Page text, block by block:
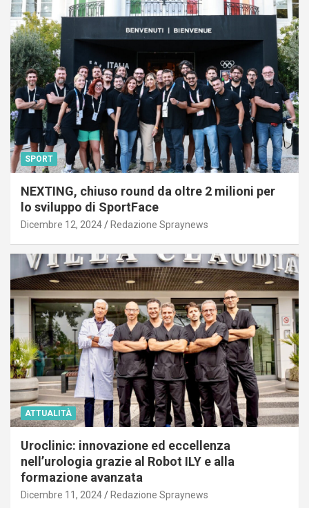
SPORT
NEXTING, chiuso round da oltre 2 milioni per
lo sviluppo di SportFace
Dicembre 12, 2024 Redazione Spraynews
ATTUALITÀ
Uroclinic: innovazione ed eccellenza
nell’urologia grazie al Robot ILY e alla
formazione avanzata
Dicembre 11, 2024 Redazione Spraynews